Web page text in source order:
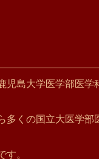
島大学医学部医
くの国立大医学
す。